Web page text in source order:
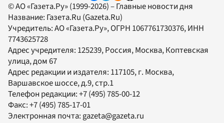
© АО «Газета.Ру» (1999-2026) – Главные новости дня
Название: Газета.Ru (Gazeta.Ru)
Учредитель:АО «Газета.Ру», ОГРН 1067761730376, ИНН
7743625728
Адрес учредителя: 125239, Россия, Москва, Коптевская
улица, дом 67
Адрес редакции и издателя: 117105, г. Москва,
Варшавское шоссе, д.9, стр.1
Телефон редакции:+7 (495) 785-00-12
Факс:+7 (495) 785-17-01
Электронная почта:gazeta@gazeta.ru